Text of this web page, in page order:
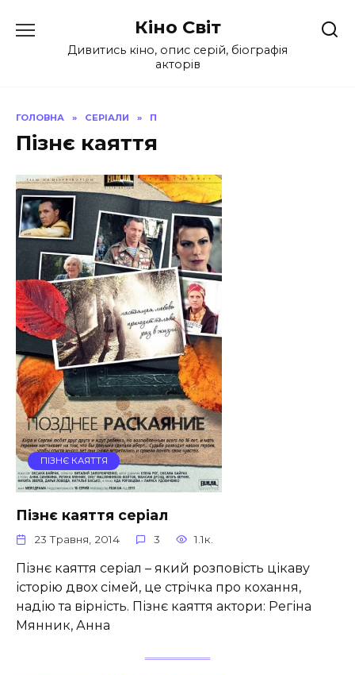
до
Кіно Світ
Дивитись кіно, опис серій, біографія
акторів
ГОЛОВНА » СЕРІАЛИ » П
Пізнє каяття
ПІЗНЄ КАЯТТЯ
Пізнє каяття серіал
23 Травня, 2014 3 1.1к.
Пізнє каяття серіал – який розповість цікаву
історію двох сімей, це стрічка про кохання,
надію та вірність. Пізнє каяття актори: Регіна
Мянник, Анна